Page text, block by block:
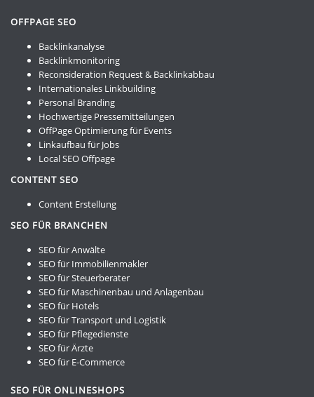
OFFPAGE SEO
Backlinkanalyse
Backlinkmonitoring
Reconsideration Request & Backlinkabbau
Internationales Linkbuilding
Personal Branding
Hochwertige Pressemitteilungen
OffPage Optimierung für Events
Linkaufbau für Jobs
Local SEO Offpage
CONTENT SEO
Content Erstellung
SEO FÜR BRANCHEN
SEO für Anwälte
SEO für Immobilienmakler
SEO für Steuerberater
SEO für Maschinenbau und Anlagenbau
SEO für Hotels
SEO für Transport und Logistik
SEO für Pflegedienste
SEO für Ärzte
SEO für E-Commerce
SEO FÜR ONLINESHOPS